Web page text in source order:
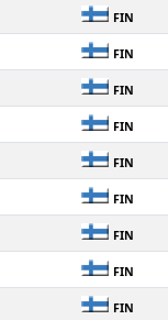
FIN
FIN
FIN
FIN
FIN
FIN
FIN
FIN
FIN